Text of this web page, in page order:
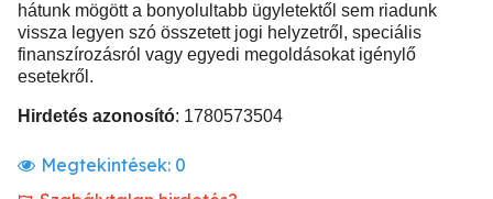
hátunk mögött a bonyolultabb ügyletektől sem riadunk
vissza legyen szó összetett jogi helyzetről, speciális
finanszírozásról vagy egyedi megoldásokat igénylő
esetekről.
Hirdetés azonosító: 1780573504
Megtekintések: 0